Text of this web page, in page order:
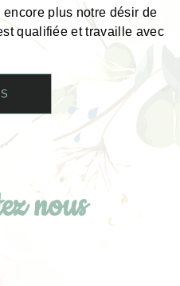
plus notre désir de
qualifiée et travaille avec
nous